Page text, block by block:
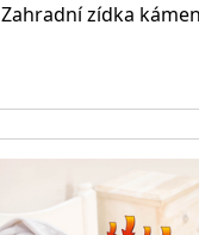
Zahradní zídka